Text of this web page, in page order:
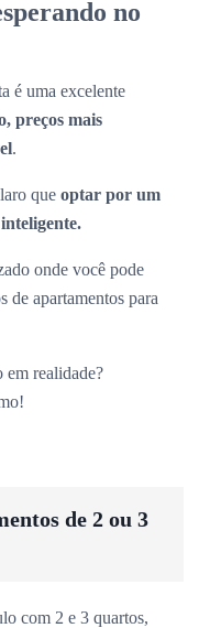
no
é uma excelente
preços mais
.
que optar por um
onde você pode
de apartamentos para
em realidade?
de 2 ou 3
com 2 e 3 quartos,